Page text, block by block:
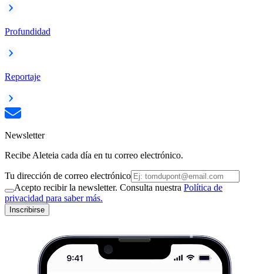
Profundidad
Reportaje
Newsletter
Recibe Aleteia cada día en tu correo electrónico.
Tu dirección de correo electrónico
Acepto recibir la newsletter. Consulta nuestra Política de
privacidad para saber más.
Inscribirse